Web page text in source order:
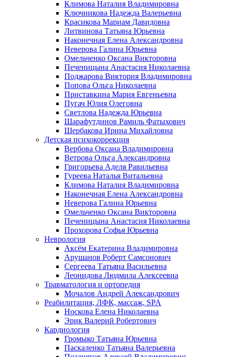
Климова Наталия Владимировна
Ключникова Надежда Валерьевна
Красикова Мариам Давидовна
Литвинова Татьяна Юрьевна
Наконечная Елена Александровна
Неверова Галина Юрьевна
Омельченко Оксана Викторовна
Печеницына Анастасия Николаевна
Поджарова Виктория Владимировна
Попова Ольга Николаевна
Приставкина Мария Евгеньевна
Пугач Юлия Олеговна
Светлова Надежда Юрьевна
Шарафутдинов Рамиль Фатыхович
Щербакова Ирина Михайловна
Детская психокоррекция
Вербова Оксана Владимировна
Ветрова Ольга Александровна
Григорьева Аделя Равильевна
Гуреева Наталья Витальевна
Климова Наталия Владимировна
Наконечная Елена Александровна
Неверова Галина Юрьевна
Омельченко Оксана Викторовна
Печеницына Анастасия Николаевна
Прохорова Софья Юрьевна
Неврология
Аксём Екатерина Владимировна
Арушанов Роберт Самсонович
Сергеева Татьяна Васильевна
Леонидова Людмила Алексеевна
Травматология и ортопедия
Мочалов Андрей Александрович
Реабилитация, ЛФК, массаж, SPA
Носкова Елена Николаевна
Эрик Валерий Робертович
Кардиология
Громыко Татьяна Юрьевна
Паскаленко Татьяна Валерьевна